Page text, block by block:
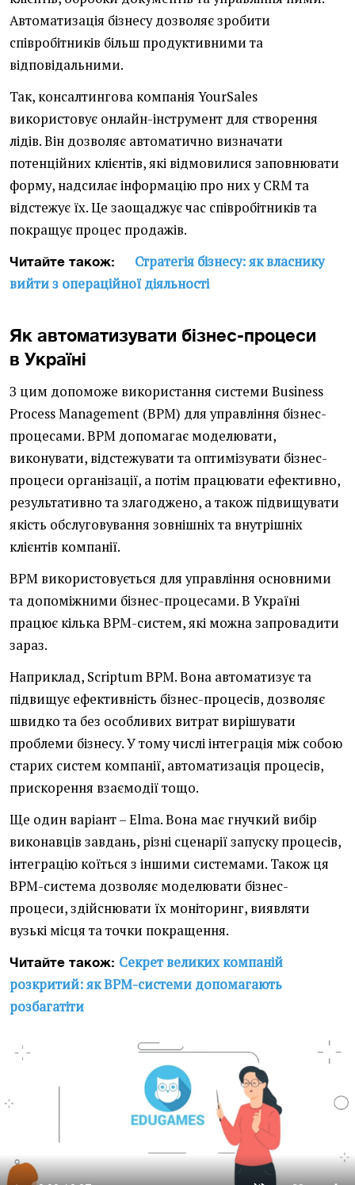
Автоматизація бізнесу дозволяє зробити
співробітників більш продуктивними та
відповідальними.
Так, консалтингова компанія YourSales
використовує онлайн-інструмент для створення
лідів. Він дозволяє автоматично визначати
потенційних клієнтів, які відмовилися заповнювати
форму, надсилає інформацію про них у CRM та
відстежує їх. Це заощаджує час співробітників та
покращує процес продажів.
Читайте також:
Стратегія бізнесу: як власнику
вийти з операційної діяльності
Як автоматизувати бізнес-процеси
в Україні
З цим допоможе використання системи Business
Process Management (BPM) для управління бізнес-
процесами. BPM допомагає моделювати,
виконувати, відстежувати та оптимізувати бізнес-
процеси організації, а потім працювати ефективно,
результативно та злагоджено, а також підвищувати
якість обслуговування зовнішніх та внутрішніх
клієнтів компанії.
BPM використовується для управління основними
та допоміжними бізнес-процесами. В Україні
працює кілька BPM-систем, які можна запровадити
зараз.
Наприклад, Scriptum BPM. Вона автоматизує та
підвищує ефективність бізнес-процесів, дозволяє
швидко та без особливих витрат вирішувати
проблеми бізнесу. У тому числі інтеграція між собою
старих систем компанії, автоматизація процесів,
прискорення взаємодії тощо.
Ще один варіант – Elma. Вона має гнучкий вибір
виконавців завдань, різні сценарії запуску процесів,
інтеграцію коїться з іншими системами. Також ця
BPM-система дозволяє моделювати бізнес-
процеси, здійснювати їх моніторинг, виявляти
вузькі місця та точки покращення.
Читайте також: Секрет великих компаній
розкритий: як ВРМ-системи допомагають
розбагатіти